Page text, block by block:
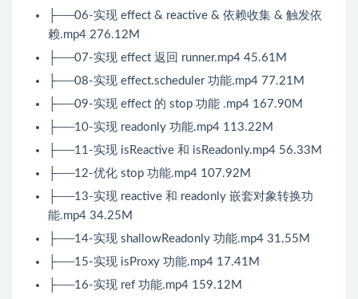
├──06-实现 effect & reactive & 依赖收集 & 触发依
赖.mp4 276.12M
├──07-实现 effect 返回 runner.mp4 45.61M
├──08-实现 effect.scheduler 功能.mp4 77.21M
├──09-实现 effect 的 stop 功能 .mp4 167.90M
├──10-实现 readonly 功能.mp4 113.22M
├──11-实现 isReactive 和 isReadonly.mp4 56.33M
├──12-优化 stop 功能.mp4 107.92M
├──13-实现 reactive 和 readonly 嵌套对象转换功
能.mp4 34.25M
├──14-实现 shallowReadonly 功能.mp4 31.55M
├──15-实现 isProxy 功能.mp4 17.41M
├──16-实现 ref 功能.mp4 159.12M